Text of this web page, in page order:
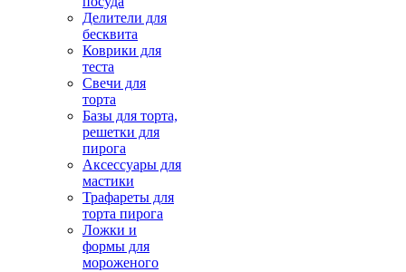
Делители для
бесквита
Коврики для
теста
Свечи для
торта
Базы для торта,
решетки для
пирога
Аксессуары для
мастики
Трафареты для
торта пирога
Ложки и
формы для
мороженого